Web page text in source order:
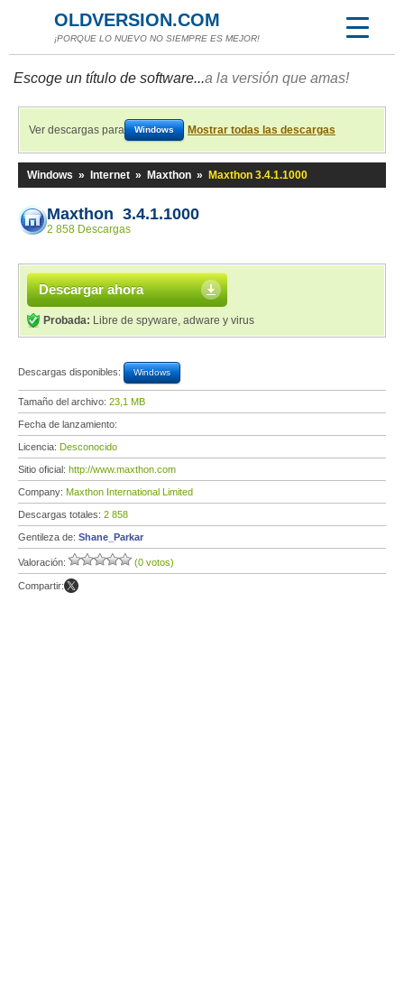
OLDVERSION.COM
¡PORQUE LO NUEVO NO SIEMPRE ES MEJOR!
Escoge un título de software...a la versión que amas!
Ver descargas para Windows Mostrar todas las descargas
Windows » Internet » Maxthon » Maxthon 3.4.1.1000
Maxthon 3.4.1.1000
2 858 Descargas
Descargar ahora
Probada: Libre de spyware, adware y virus
Descargas disponibles: Windows
Tamaño del archivo: 23,1 MB
Fecha de lanzamiento:
Licencia: Desconocido
Sitio oficial: http://www.maxthon.com
Company: Maxthon International Limited
Descargas totales: 2 858
Gentileza de: Shane_Parkar
Valoración: (0 votos)
Compartir: